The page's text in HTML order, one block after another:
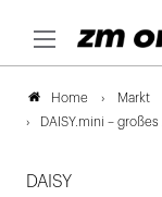
Home Markt
DAISY.mini –
DAISY